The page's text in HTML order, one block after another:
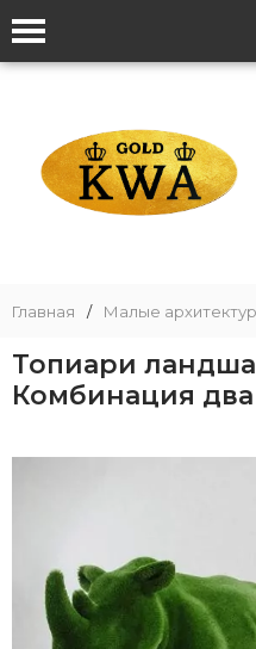
Главная / Малые
Топиари
Комбинация